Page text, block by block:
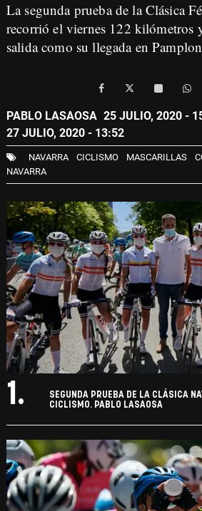
La segunda prueba de la Clásica
recorrió el viernes 122 kilómetros
salida como su llegada en
PABLO LASAOSA 25 JULIO, 2020 -
27 JULIO, 2020 - 13:52
NAVARRA CICLISMO MASCARILLAS
NAVARRA
1.
SEGUNDA PRUEBA DE LA CLÁSICA
CICLISMO. PABLO LASAOSA